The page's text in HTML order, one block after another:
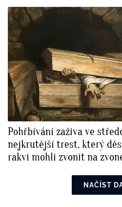
Pohřbívání zaživa ve
nejkrutější trest, který
rakvi mohli zvonit na
NAČÍST